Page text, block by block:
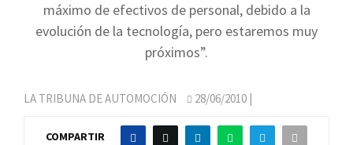
máximo de efectivos de personal, debido a la
evolución de la tecnología, pero estaremos muy
próximos”.
LA TRIBUNA DE AUTOMOCIÓN 28/06/2010 |
COMPARTIR